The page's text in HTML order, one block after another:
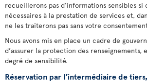
recueillerons pas d’informations sensibles
nécessaires à la prestation de services et,
ne les traiterons pas sans votre
Nous avons mis en place un cadre de
d’assurer la protection des renseignements,
degré de sensibilité.
Réservation par l’intermédiaire de